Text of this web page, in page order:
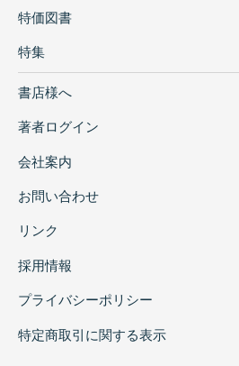
特価図書
特集
書店様へ
著者ログイン
会社案内
お問い合わせ
リンク
採用情報
プライバシーポリシー
特定商取引に関する表示